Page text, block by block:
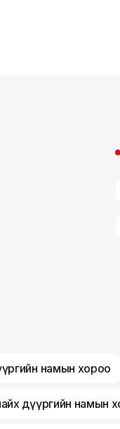
намын хороо
дүүргийн намын